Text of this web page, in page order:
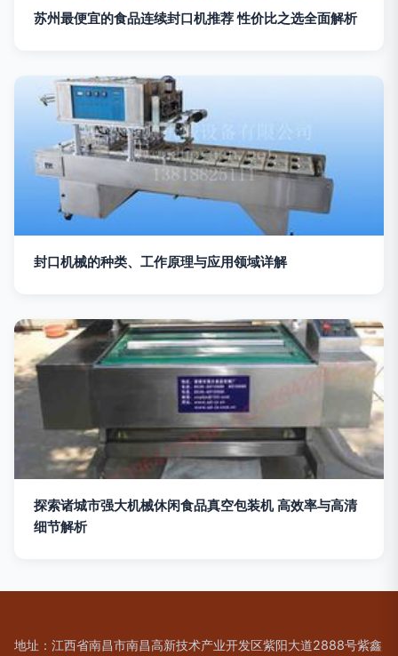
苏州最便宜的食品连续封口机推荐 性价比之选全面解析
封口机械的种类、工作原理与应用领域详解
探索诸城市强大机械休闲食品真空包装机 高效率与高清
细节解析
地址：江西省南昌市南昌高新技术产业开发区紫阳大道2888号紫鑫